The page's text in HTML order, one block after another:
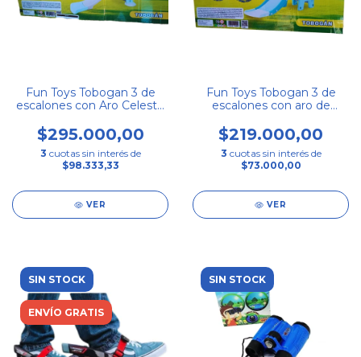
Fun Toys Tobogan 3 de
escalones con Aro Celeste
$295.000,00
3 cuotas sin interés de
$98.333,33
VER
Fun Toys Tobogan 3 de
escalones con aro de
$219.000,00
3 cuotas sin interés de
$73.000,00
VER
SIN STOCK
ENVÍO GRATIS
SIN STOCK